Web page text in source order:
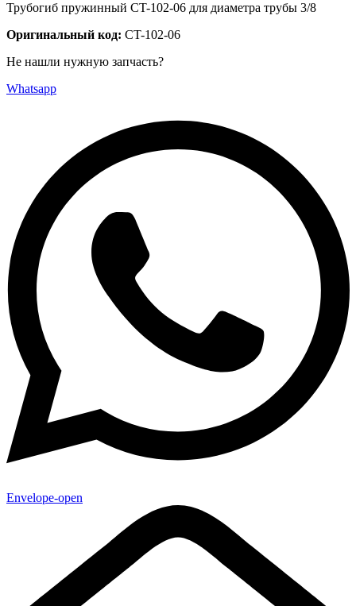
Трубогиб пружинный CT-102-06 для диаметра трубы 3/8
Оригинальный код: CT-102-06
Не нашли нужную запчасть?
Whatsapp
Envelope-open